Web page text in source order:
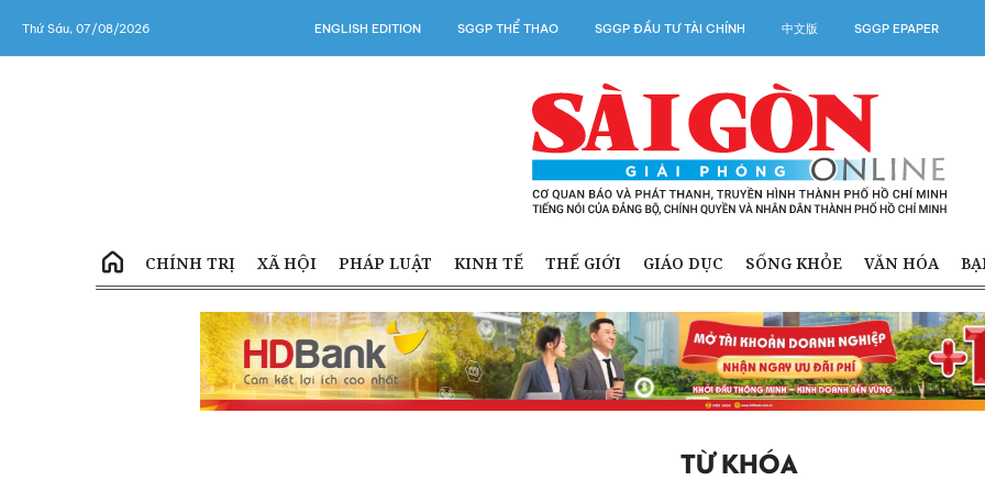
Thứ Sáu, 07/08/2026 ENGLISH EDITION SGGP THỂ THAO SGGP ĐẦU TƯ TÀI CHÍNH 中文版 SGGP EPAPER
CHÍNH TRỊ XÃ HỘI PHÁP LUẬT KINH TẾ THẾ GIỚI GIÁO DỤC SỐNG KHỎE VĂN HÓA
TỪ KHÓA